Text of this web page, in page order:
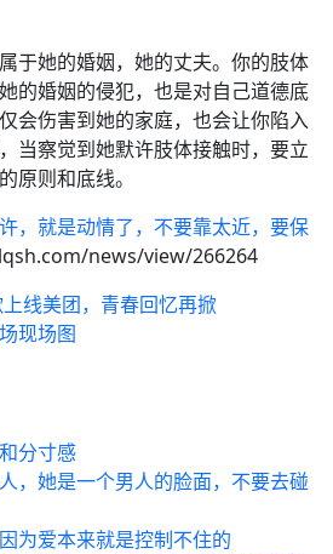
于她的婚姻，她的丈夫。你的肢体
的婚姻的侵犯，也是对自己道德底
会伤害到她的家庭，也会让你陷入
当察觉到她默许肢体接触时，要立
原则和底线。
，就是动情了，不要靠太近，要保
news/view/266264
线美团，青春回忆再掀
现场图
分寸感
，她是一个男人的脸面，不要去碰
为爱本来就是控制不住的